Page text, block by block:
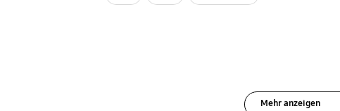
Mehr anzeigen